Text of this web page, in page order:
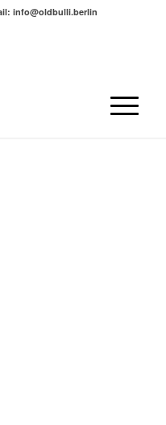
info@oldbulli.berlin